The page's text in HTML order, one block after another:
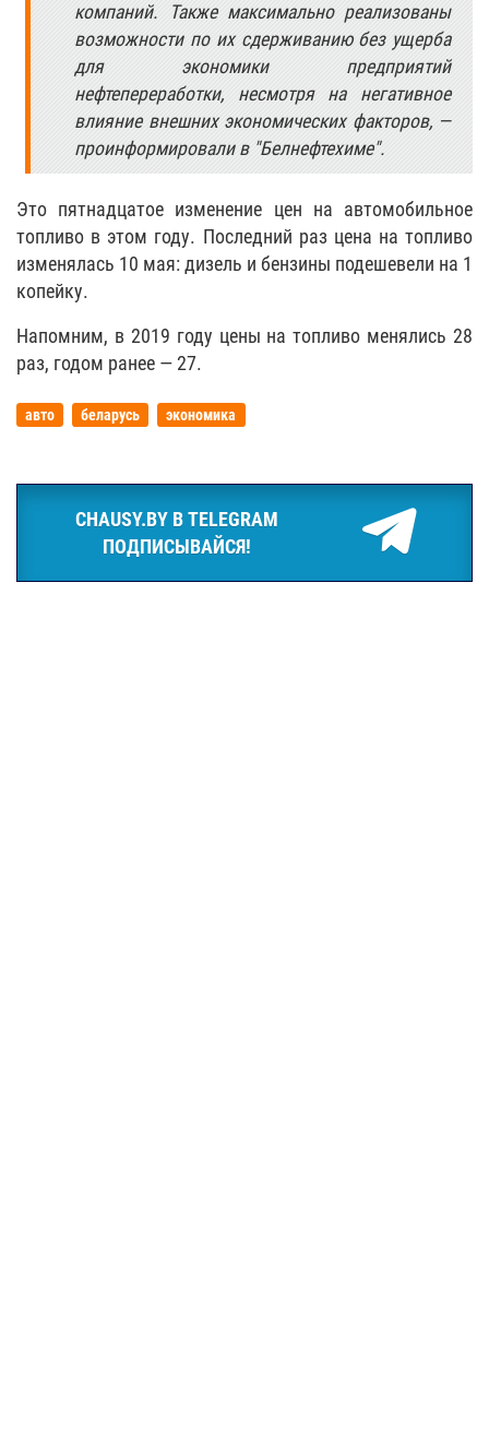
компаний. Также максимально реализованы
возможности по их сдерживанию без ущерба
для экономики предприятий
нефтепереработки, несмотря на негативное
влияние внешних экономических факторов, —
проинформировали в "Белнефтехиме".
Это пятнадцатое изменение цен на автомобильное
топливо в этом году. Последний раз цена на топливо
изменялась 10 мая: дизель и бензины подешевели на 1
копейку.
Напомним, в 2019 году цены на топливо менялись 28
раз, годом ранее — 27.
авто беларусь экономика
CHAUSY.BY В TELEGRAM
ПОДПИСЫВАЙСЯ!